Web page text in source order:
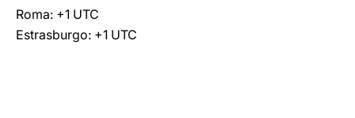
Roma: +1 UTC
Estrasburgo: +1 UTC